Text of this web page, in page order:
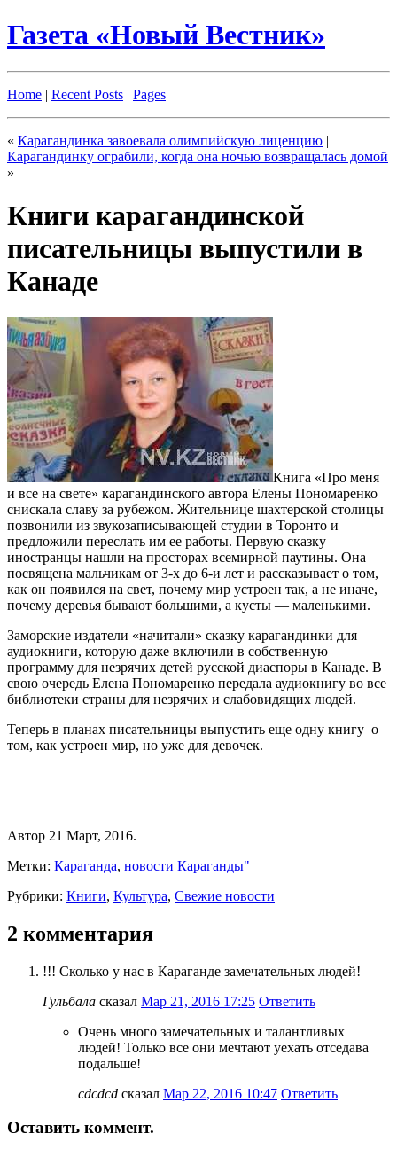
Газета «Новый Вестник»
Home | Recent Posts | Pages
« Карагандинка завоевала олимпийскую лиценцию |
Карагандинку ограбили, когда она ночью возвращалась домой
»
Книги карагандинской
писательницы выпустили в
Канаде
Книга «Про меня
и все на свете» карагандинского автора Елены Пономаренко
снискала славу за рубежом. Жительнице шахтерской столицы
позвонили из звукозаписывающей студии в Торонто и
предложили переслать им ее работы. Первую сказку
иностранцы нашли на просторах всемирной паутины. Она
посвящена мальчикам от 3-х до 6-и лет и рассказывает о том,
как он появился на свет, почему мир устроен так, а не иначе,
почему деревья бывают большими, а кусты — маленькими.
Заморские издатели «начитали» сказку карагандинки для
аудиокниги, которую даже включили в собственную
программу для незрячих детей русской диаспоры в Канаде. В
свою очередь Елена Пономаренко передала аудиокнигу во все
библиотеки страны для незрячих и слабовидящих людей.
Теперь в планах писательницы выпустить еще одну книгу о
том, как устроен мир, но уже для девочек.
Автор 21 Март, 2016.
Метки: Караганда, новости Караганды"
Рубрики: Книги, Культура, Свежие новости
2 комментария
!!! Сколько у нас в Караганде замечательных людей!
Гульбала сказал Мар 21, 2016 17:25 Ответить
Очень много замечательных и талантливых
людей! Только все они мечтают уехать отседава
подальше!
cdcdcd сказал Мар 22, 2016 10:47 Ответить
Оставить коммент.